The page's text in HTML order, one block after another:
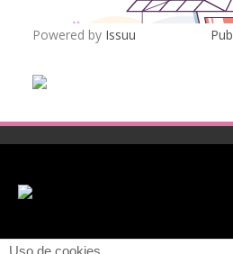
Powered by Issuu
Uso de cookies